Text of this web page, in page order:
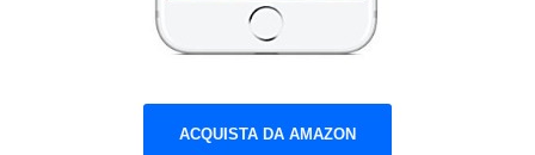
ACQUISTA DA AMAZON